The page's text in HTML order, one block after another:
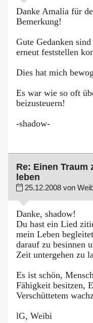
Danke Amalia für
Bemerkung!
Gute Gedanken
erneut feststellen
Dies hat mich
Es war wie so oft
beizusteuern!
-shadow-
Re: Einen Traum
leben
25.12.2008 von
Danke, shadow!
Du hast ein Lied
mein Leben
darauf zu besinnen
Zeit untergehen zu
Es ist schön,
Fähigkeit besitzen,
Verschüttetem
lG, Weibi